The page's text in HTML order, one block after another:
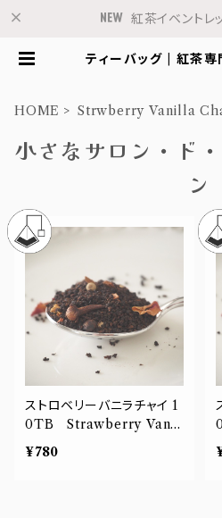
紅茶イベントレ
ティーバッグ | 紅茶
HOME Strwberry Vanilla
小さなサロン・ド
ン
ストロベリーバニラチャイ 1
0TB Strawberry Vanil
la Chai
¥780